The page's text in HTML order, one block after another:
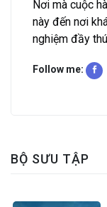
Nơi mà cuộc
này đến nơi
nghiệm đầy
Follow me:
BỘ SƯU TẬP